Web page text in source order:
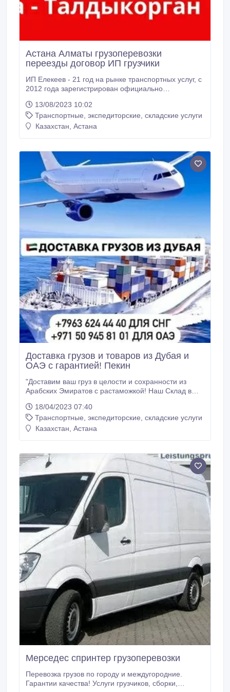
Астана Алматы грузоперевозки
переезды договор ИП грузчики
ИП Елекеев - 21 год на рынке транспортных услуг, с
2012 года зарегистрирован официально
междугородних перевозках по Казахстану и в
Россию. Работаем без посредников и логистов, на
собственном транспорте - цены напрямую от
13/08/2023 10:02
Транспортные, экспедиторские, складские услуги
Казахстан, Астана
Доставка грузов и товаров из Дубая и
ОАЭ с гарантией! Пекин
"Доставим ваш груз в целости и сохранности из
Арабских Эмиратов с растаможкой! Наш Склад в
18/04/2023 07:40
Транспортные, экспедиторские, складские услуги
Казахстан, Астана
Мерседес спринтер грузоперевозки
Перевозка грузов по городу и междугородние.
Гарантии качества! Услуги грузчиков, сборки,